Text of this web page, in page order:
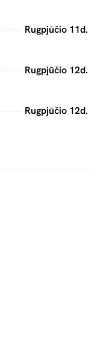
Rugpjūčio 11d.
Rugpjūčio 12d.
Rugpjūčio 12d.